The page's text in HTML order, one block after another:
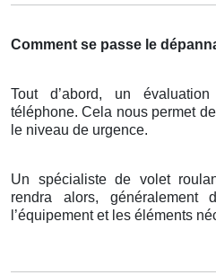
Comment se passe le
Tout d’abord, un
téléphone. Cela nous permet
le niveau de urgence.
Un spécialiste de volet
rendra alors, généralement
l’équipement et les éléments